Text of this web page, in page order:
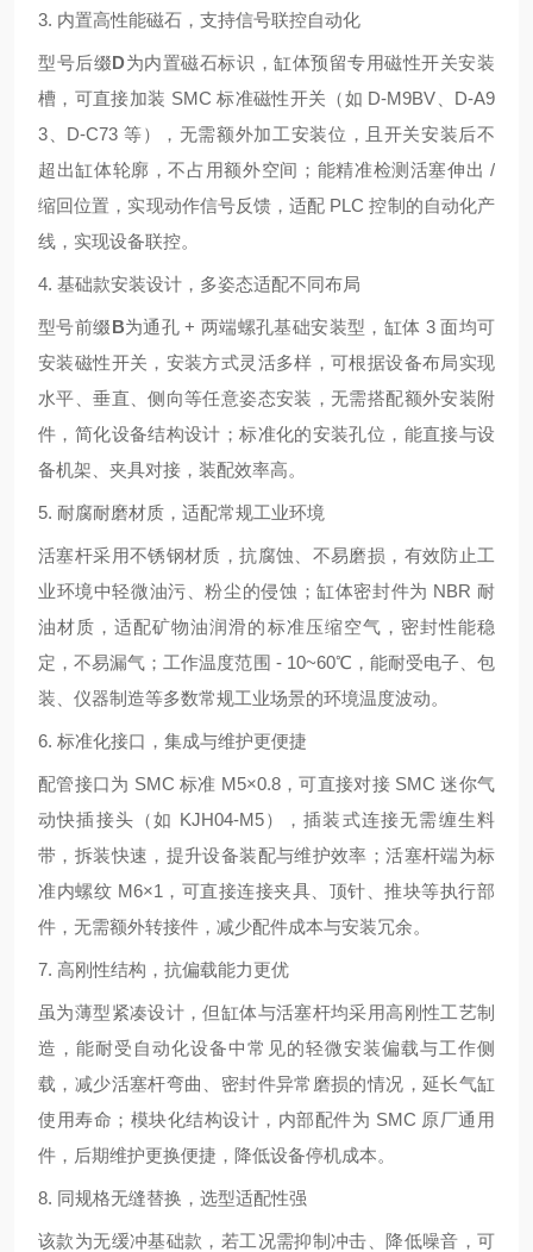
3. 内置高性能磁石，支持信号联控自动化
型号后缀D为内置磁石标识，缸体预留专用磁性开关安装
槽，可直接加装 SMC 标准磁性开关（如 D-M9BV、D-A9
3、D-C73 等），无需额外加工安装位，且开关安装后不
超出缸体轮廓，不占用额外空间；能精准检测活塞伸出 /
缩回位置，实现动作信号反馈，适配 PLC 控制的自动化产
线，实现设备联控。
4. 基础款安装设计，多姿态适配不同布局
型号前缀B为通孔 + 两端螺孔基础安装型，缸体 3 面均可
安装磁性开关，安装方式灵活多样，可根据设备布局实现
水平、垂直、侧向等任意姿态安装，无需搭配额外安装附
件，简化设备结构设计；标准化的安装孔位，能直接与设
备机架、夹具对接，装配效率高。
5. 耐腐耐磨材质，适配常规工业环境
活塞杆采用不锈钢材质，抗腐蚀、不易磨损，有效防止工
业环境中轻微油污、粉尘的侵蚀；缸体密封件为 NBR 耐
油材质，适配矿物油润滑的标准压缩空气，密封性能稳
定，不易漏气；工作温度范围 - 10~60℃，能耐受电子、包
装、仪器制造等多数常规工业场景的环境温度波动。
6. 标准化接口，集成与维护更便捷
配管接口为 SMC 标准 M5×0.8，可直接对接 SMC 迷你气
动快插接头（如 KJH04-M5），插装式连接无需缠生料
带，拆装快速，提升设备装配与维护效率；活塞杆端为标
准内螺纹 M6×1，可直接连接夹具、顶针、推块等执行部
件，无需额外转接件，减少配件成本与安装冗余。
7. 高刚性结构，抗偏载能力更优
虽为薄型紧凑设计，但缸体与活塞杆均采用高刚性工艺制
造，能耐受自动化设备中常见的轻微安装偏载与工作侧
载，减少活塞杆弯曲、密封件异常磨损的情况，延长气缸
使用寿命；模块化结构设计，内部配件为 SMC 原厂通用
件，后期维护更换便捷，降低设备停机成本。
8. 同规格无缝替换，选型适配性强
该款为无缓冲基础款，若工况需抑制冲击、降低噪音，可